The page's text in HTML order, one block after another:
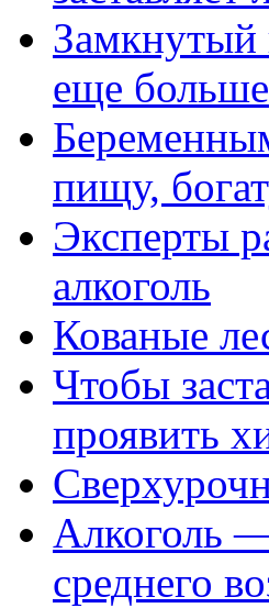
Замкнутый
еще больше
пищу,
Эксперты
алкоголь
Кованые
Чтобы
проявить
Алкоголь
среднего